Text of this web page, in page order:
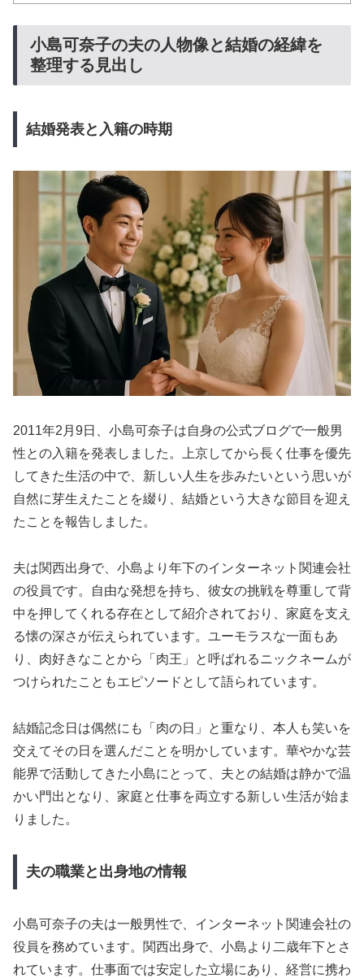
小島可奈子の夫の人物像と結婚の経緯を
整理する見出し
結婚発表と入籍の時期
2011年2月9日、小島可奈子は自身の公式ブログで一般男
性との入籍を発表しました。上京してから長く仕事を優先
してきた生活の中で、新しい人生を歩みたいという思いが
自然に芽生えたことを綴り、結婚という大きな節目を迎え
たことを報告しました。
夫は関西出身で、小島より年下のインターネット関連会社
の役員です。自由な発想を持ち、彼女の挑戦を尊重して背
中を押してくれる存在として紹介されており、家庭を支え
る懐の深さが伝えられています。ユーモラスな一面もあ
り、肉好きなことから「肉王」と呼ばれるニックネームが
つけられたこともエピソードとして語られています。
結婚記念日は偶然にも「肉の日」と重なり、本人も笑いを
交えてその日を選んだことを明かしています。華やかな芸
能界で活動してきた小島にとって、夫との結婚は静かで温
かい門出となり、家庭と仕事を両立する新しい生活が始ま
りました。
夫の職業と出身地の情報
小島可奈子の夫は一般男性で、インターネット関連会社の
役員を務めています。関西出身で、小島より二歳年下とさ
れています。仕事面では安定した立場にあり、経営に携わ